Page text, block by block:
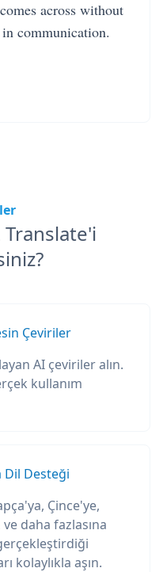
across without
communication.
Çeviriler
AI çeviriler alın.
kullanım
Dil Desteği
Çince'ye,
daha fazlasına
kolaylıkla aşın.